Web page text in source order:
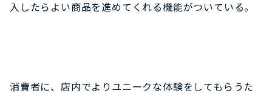
入したらよい商品を進めてくれる機能がついている。
消費者に、店内でよりユニークな体験をしてもらうた